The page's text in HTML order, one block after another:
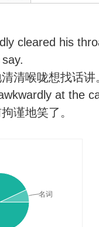
cleared his
清喉咙想找话讲
at the
谨地笑了。
from one
重心从一只脚
地上，扭伤了脚踝
名词